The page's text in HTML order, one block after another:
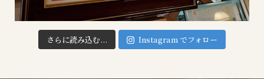
さらに読み込む... Instagram でフォロー